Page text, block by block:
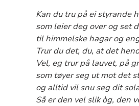
Kan du tru på ei styrande
som leier deg over og set
til himmelske hagar og
Trur du det, du, at det
Vel, eg trur på lauvet, på
som tøyer seg ut mot det
og alltid vil snu seg dit
Så er den vel slik òg, den